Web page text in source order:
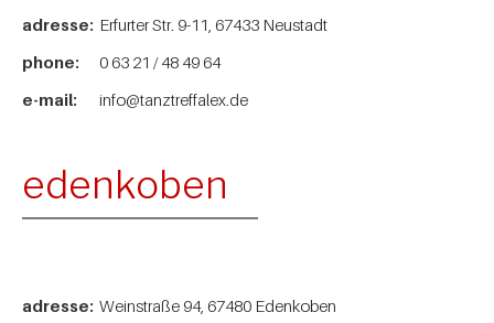
adresse: Erfurter Str. 9-11, 67433 Neustadt
phone:
0 63 21 / 48 49 64
e-mail:
info@tanztreffalex.de
edenkoben
adresse: Weinstraße 94, 67480 Edenkoben